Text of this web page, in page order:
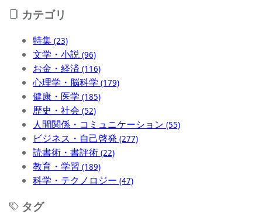
カテゴリ
特集 (23)
文学・小説 (96)
お金・経済 (116)
心理学・脳科学 (179)
健康・医学 (185)
歴史・社会 (52)
人間関係・コミュニケーション (55)
ビジネス・自己啓発 (277)
読書術・書評術 (22)
教育・学習 (189)
科学・テクノロジー (47)
タグ